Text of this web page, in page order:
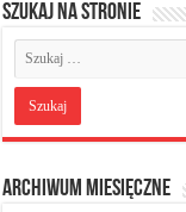
Szukaj na stronie
Archiwum miesięczne